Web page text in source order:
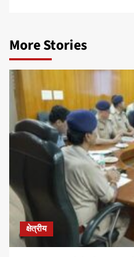
More Stories
क्षेत्रीय